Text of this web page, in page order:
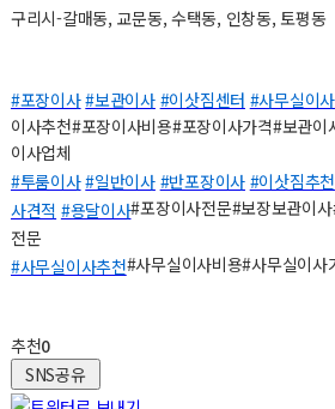
구리시-갈매동, 교문동, 수택동, 인창동, 토평동
#포장이사#보관이사 #이삿짐센터 #사무실이사
이사추천#포장이사비용#포장이사가격#보관
이사업체
#투룸이사#일반이사 #반포장이사 #이삿짐추천
사견적 #용달이사#포장이사전문#보장보관이
전문
#사무실이사추천#사무실이사비용#사무실이사
추천0
SNS공유